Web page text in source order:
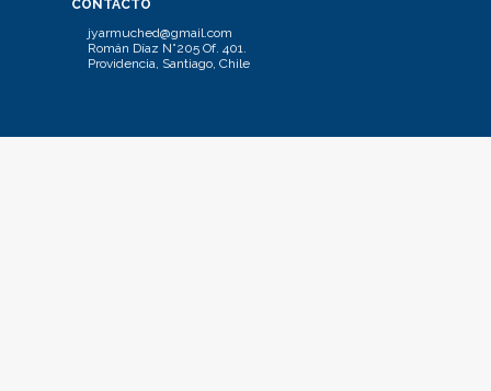
CONTACTO
jyarmuched@gmail.com
Román Díaz N°205 Of. 401.
Providencia, Santiago, Chile